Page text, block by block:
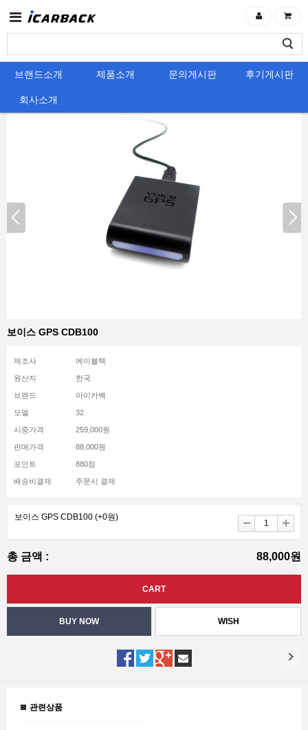
브랜드소개 제품소개 문의게시판 후기게시판
회사소개
보이스 GPS CDB100
제조사 에이블텍
원산지 한국
브랜드 아이카백
모델 32
시중가격 259,000원
판매가격 88,000원
포인트 880점
배송비결제 주문시 결제
보이스 GPS CDB100 (+0원)
총 금액 : 88,000원
WISH
관련상품